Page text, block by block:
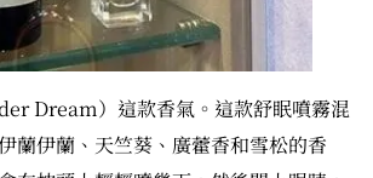
Dream）這款香氣。這款舒眠噴霧混
蘭伊蘭、天竺葵、廣藿香和雪松的香